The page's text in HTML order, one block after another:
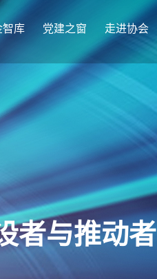
智库 党建之窗 走进协会
者与推动者